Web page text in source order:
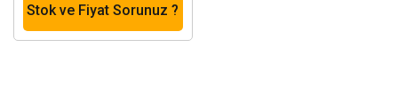
Stok ve Fiyat Sorunuz ?